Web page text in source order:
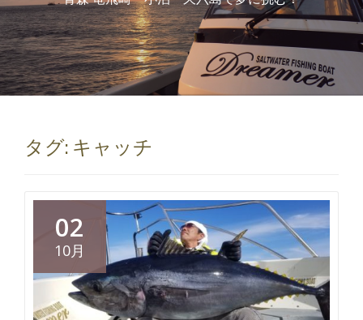
ン
を
替
え
タグ: キャッチ
02
10月